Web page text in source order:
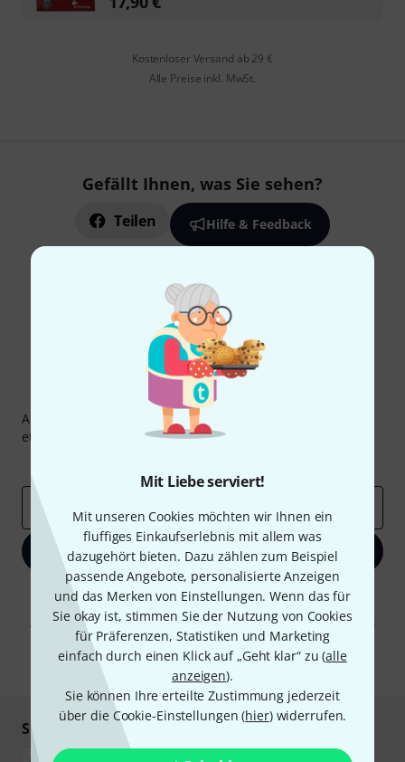
Mit Liebe serviert!
Mit unseren Cookies möchten wir Ihnen ein
fluffiges Einkaufserlebnis mit allem was
dazugehört bieten. Dazu zählen zum Beispiel
passende Angebote, personalisierte Anzeigen
und das Merken von Einstellungen. Wenn das für
Sie okay ist, stimmen Sie der Nutzung von Cookies
für Präferenzen, Statistiken und Marketing
einfach durch einen Klick auf „Geht klar“ zu (alle
anzeigen).
Sie können Ihre erteilte Zustimmung jederzeit
über die Cookie-Einstellungen (hier) widerrufen.
Kostenloser Versand ab 29 €
Alle Preise inkl. MwSt.
Gefällt Ihnen, was Sie sehen?
Teilen Hilfe & Feedback
Thomann Newsletter
Abonniere den Thomann Newsletter und gewinne mit
etwas Glück einen von50 Gutscheinen
E-Mail-Adresse
Jetzt anmelden
Mit Klick auf „Jetzt anmelden“ stimmen Sie dem Erhalt von E-Mail-
Werbung und einer Messung des E-Mail-Nutzungsverhaltens zu. Die
Abmeldung ist jederzeit möglich. Weitere Informationen finden Sie in
unserenDatenschutzhinweisen.
Sicher einkaufen & bezahlen